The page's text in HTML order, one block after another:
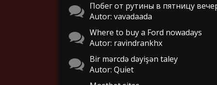
Побег от рутины в пятницу
Autor: vavadaada
Where to buy a Ford nowadays
Autor: ravindrankhx
Bir mərcdə dəyişən taley
Autor: Quiet